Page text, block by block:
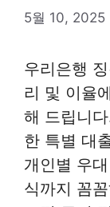
5월 10, 2025
우리은행
리 및 이율
해 드립니
한 특별 대
개인별 우
식까지 꼼